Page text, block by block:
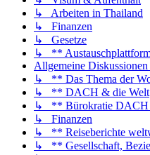
↳ Arbeiten in Thailand
↳ Finanzen
↳ Gesetze
↳ **
Allgemeine
↳ ** Das Thema der
↳ ** DACH & die Welt
↳ ** Bürokratie DACH
↳ Finanzen
↳ ** Reiseberichte
↳ ** Gesellschaft,